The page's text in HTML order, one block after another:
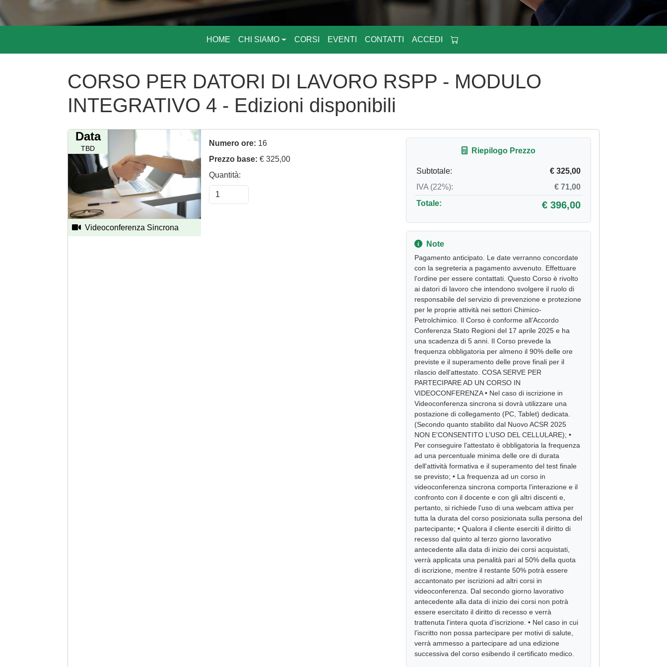
HOME CHI SIAMO CORSI EVENTI CONTATTI ACCEDI
CORSO PER DATORI DI LAVORO RSPP - MODULO
INTEGRATIVO 4 - Edizioni disponibili
Data
TBD
Videoconferenza Sincrona
Numero ore: 16
Prezzo base: € 325,00
Quantità:
Riepilogo Prezzo
Subtotale:
€ 325,00
IVA (22%):
€ 71,00
Totale:
€ 396,00
Note
Pagamento anticipato. Le date verranno concordate
con la segreteria a pagamento avvenuto. Effettuare
l'ordine per essere contattati. Questo Corso è rivolto
ai datori di lavoro che intendono svolgere il ruolo di
responsabile del servizio di prevenzione e protezione
per le proprie attività nei settori Chimico-
Petrolchimico. Il Corso è conforme all’Accordo
Conferenza Stato Regioni del 17 aprile 2025 e ha
una scadenza di 5 anni. Il Corso prevede la
frequenza obbligatoria per almeno il 90% delle ore
previste e il superamento delle prove finali per il
rilascio dell'attestato. COSA SERVE PER
PARTECIPARE AD UN CORSO IN
VIDEOCONFERENZA • Nel caso di iscrizione in
Videoconferenza sincrona si dovrà utilizzare una
postazione di collegamento (PC, Tablet) dedicata.
(Secondo quanto stabilito dal Nuovo ACSR 2025
NON E’CONSENTITO L’USO DEL CELLULARE); •
Per conseguire l'attestato è obbligatoria la frequenza
ad una percentuale minima delle ore di durata
dell'attività formativa e il superamento del test finale
se previsto; • La frequenza ad un corso in
videoconferenza sincrona comporta l'interazione e il
confronto con il docente e con gli altri discenti e,
pertanto, si richiede l'uso di una webcam attiva per
tutta la durata del corso posizionata sulla persona del
partecipante; • Qualora il cliente eserciti il diritto di
recesso dal quinto al terzo giorno lavorativo
antecedente alla data di inizio dei corsi acquistati,
verrà applicata una penalità pari al 50% della quota
di iscrizione, mentre il restante 50% potrà essere
accantonato per iscrizioni ad altri corsi in
videoconferenza. Dal secondo giorno lavorativo
antecedente alla data di inizio dei corsi non potrà
essere esercitato il diritto di recesso e verrà
trattenuta l'intera quota d'iscrizione. • Nel caso in cui
l’iscritto non possa partecipare per motivi di salute,
verrà ammesso a partecipare ad una edizione
successiva del corso esibendo il certificato medico.